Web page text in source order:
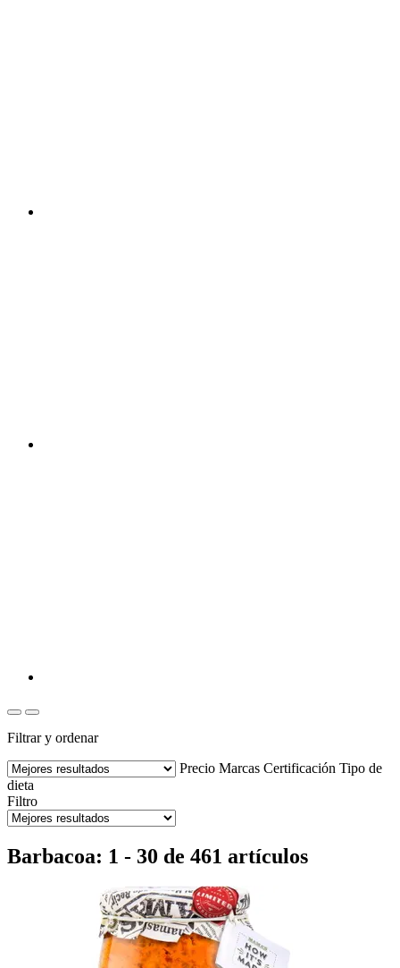
Filtrar y ordenar
Precio Marcas Certificación Tipo de
dieta
Filtro
Barbacoa: 1 - 30 de 461 artículos